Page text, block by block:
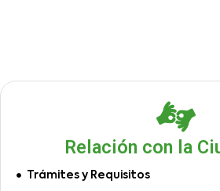
Relación con la
Trámites y Requisitos